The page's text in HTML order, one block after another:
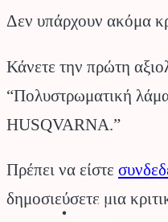
Δεν υπάρχουν ακόμα
Κάνετε την πρώτη
“Πολυστρωματική
HUSQVARNA.”
Πρέπει να είστε
δημοσιεύσετε μια
Stihl